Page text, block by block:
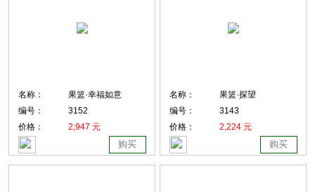
名称：
果篮·幸福如意
编号：
3152
价格：
2,947 元
购买
名称：
果篮·探望
编号：
3143
价格：
2,224 元
购买